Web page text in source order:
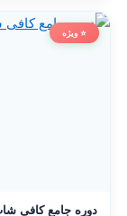
⭐ ویژه
دوره جامع کافی شاپ